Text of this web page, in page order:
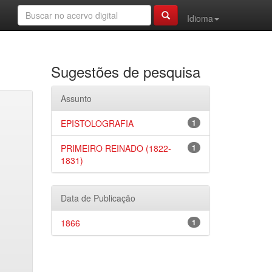
Idioma
Sugestões de pesquisa
Assunto
1
EPISTOLOGRAFIA
1
PRIMEIRO REINADO (1822-
1831)
Data de Publicação
1
1866